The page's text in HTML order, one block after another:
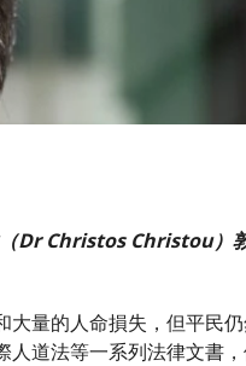
（Dr Christos Christou）
量的人命損失，但平民
道法等一系列法律文書